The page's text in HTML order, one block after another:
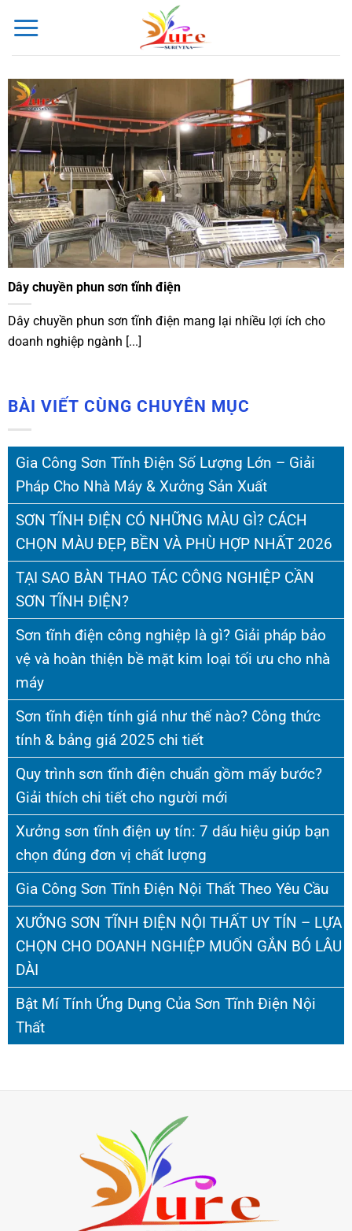
qua
nội
dung
BÀI VIẾT CÙNG CHUYÊN MỤC
Gia Công Sơn Tĩnh Điện Số Lượng Lớn – Giải
Pháp Cho Nhà Máy & Xưởng Sản Xuất
SƠN TĨNH ĐIỆN CÓ NHỮNG MÀU GÌ? CÁCH
CHỌN MÀU ĐẸP, BỀN VÀ PHÙ HỢP NHẤT 2026
TẠI SAO BÀN THAO TÁC CÔNG NGHIỆP CẦN
SƠN TĨNH ĐIỆN?
Sơn tĩnh điện công nghiệp là gì? Giải pháp bảo
vệ và hoàn thiện bề mặt kim loại tối ưu cho nhà
máy
Sơn tĩnh điện tính giá như thế nào? Công thức
tính & bảng giá 2025 chi tiết
Quy trình sơn tĩnh điện chuẩn gồm mấy bước?
Giải thích chi tiết cho người mới
Xưởng sơn tĩnh điện uy tín: 7 dấu hiệu giúp bạn
chọn đúng đơn vị chất lượng
Gia Công Sơn Tĩnh Điện Nội Thất Theo Yêu Cầu
XƯỞNG SƠN TĨNH ĐIỆN NỘI THẤT UY TÍN – LỰA
CHỌN CHO DOANH NGHIỆP MUỐN GẮN BÓ LÂU
DÀI
Bật Mí Tính Ứng Dụng Của Sơn Tĩnh Điện Nội
Thất
Dây chuyền phun sơn tĩnh điện
Dây chuyền phun sơn tĩnh điện mang lại nhiều lợi ích cho
doanh nghiệp ngành [...]